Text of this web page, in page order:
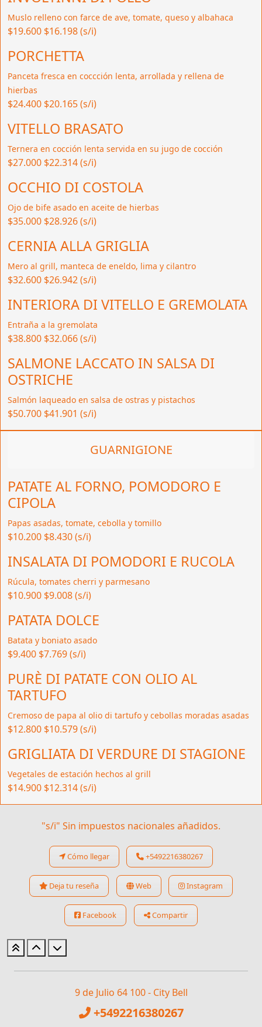
Muslo relleno con farce de ave, tomate, queso y albahaca
$19.600 $16.198 (s/i)
PORCHETTA
Panceta fresca en coccción lenta, arrollada y rellena de
hierbas
$24.400 $20.165 (s/i)
VITELLO BRASATO
Ternera en cocción lenta servida en su jugo de cocción
$27.000 $22.314 (s/i)
OCCHIO DI COSTOLA
Ojo de bife asado en aceite de hierbas
$35.000 $28.926 (s/i)
CERNIA ALLA GRIGLIA
Mero al grill, manteca de eneldo, lima y cilantro
$32.600 $26.942 (s/i)
INTERIORA DI VITELLO E GREMOLATA
Entraña a la gremolata
$38.800 $32.066 (s/i)
SALMONE LACCATO IN SALSA DI
OSTRICHE
Salmón laqueado en salsa de ostras y pistachos
$50.700 $41.901 (s/i)
GUARNIGIONE
PATATE AL FORNO, POMODORO E
CIPOLA
Papas asadas, tomate, cebolla y tomillo
$10.200 $8.430 (s/i)
INSALATA DI POMODORI E RUCOLA
Rúcula, tomates cherri y parmesano
$10.900 $9.008 (s/i)
PATATA DOLCE
Batata y boniato asado
$9.400 $7.769 (s/i)
PURÈ DI PATATE CON OLIO AL
TARTUFO
Cremoso de papa al olio di tartufo y cebollas moradas asadas
$12.800 $10.579 (s/i)
GRIGLIATA DI VERDURE DI STAGIONE
Vegetales de estación hechos al grill
$14.900 $12.314 (s/i)
"s/i" Sin impuestos nacionales añadidos.
Cómo llegar +5492216380267
Deja tu reseña Web Instagram
Facebook Compartir
9 de Julio 64 100 - City Bell
+5492216380267